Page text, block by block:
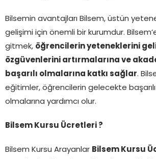
Bilsemin avantajları Bilsem, üstün
gelişimi için önemli bir kurumdur.
gitmek, öğrencilerin yeteneklerini
özgüvenlerini artırmalarına ve
başarılı olmalarına katkı sağlar.
eğitimler, öğrencilerin gelecekte
olmalarına yardımcı olur.
Bilsem Kursu Ücretleri ?
Bilsem Kursu Arayanlar Bilsem Kursu